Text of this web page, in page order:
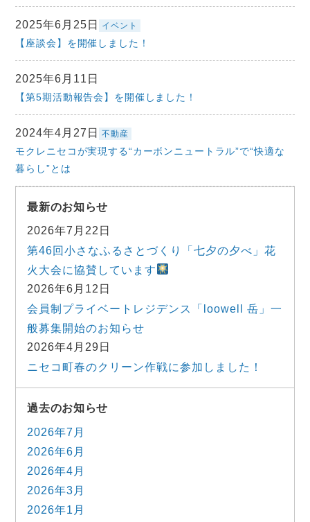
2025年6月25日 イベント
【座談会】を開催しました！
2025年6月11日
【第5期活動報告会】を開催しました！
2024年4月27日 不動産
モクレニセコが実現する“カーボンニュートラル”で“快適な
暮らし”とは
最新のお知らせ
2026年7月22日
第46回小さなふるさとづくり「七夕の夕べ」花
火大会に協賛しています
2026年6月12日
会員制プライベートレジデンス「loowell 岳」一
般募集開始のお知らせ
2026年4月29日
ニセコ町春のクリーン作戦に参加しました！
過去のお知らせ
2026年7月
2026年6月
2026年4月
2026年3月
2026年1月